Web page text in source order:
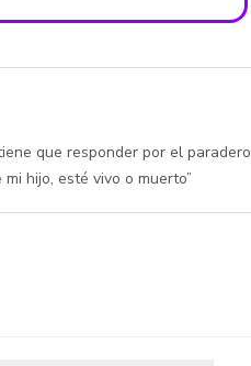
que responder por el paradero
mi hijo, esté vivo o muerto”